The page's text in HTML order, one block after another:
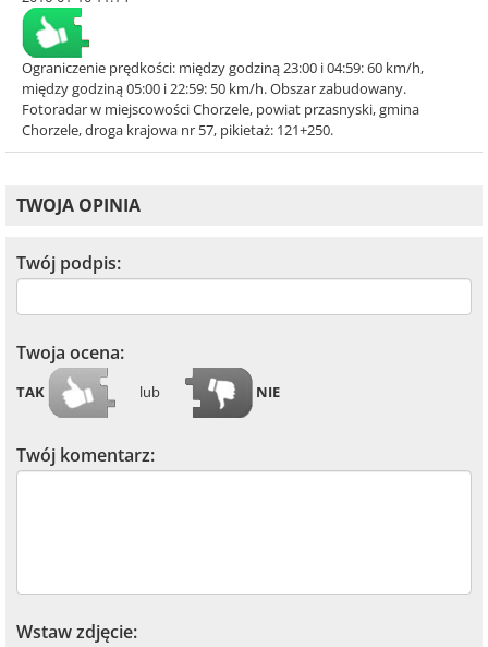
Ograniczenie prędkości: między godziną 23:00 i 04:59: 60 km/h,
między godziną 05:00 i 22:59: 50 km/h. Obszar zabudowany.
Fotoradar w miejscowości Chorzele, powiat przasnyski, gmina
Chorzele, droga krajowa nr 57, pikietaż: 121+250.
TWOJA OPINIA
Twój podpis:
Twoja ocena:
TAK lub NIE
Twój komentarz:
Wstaw zdjęcie: